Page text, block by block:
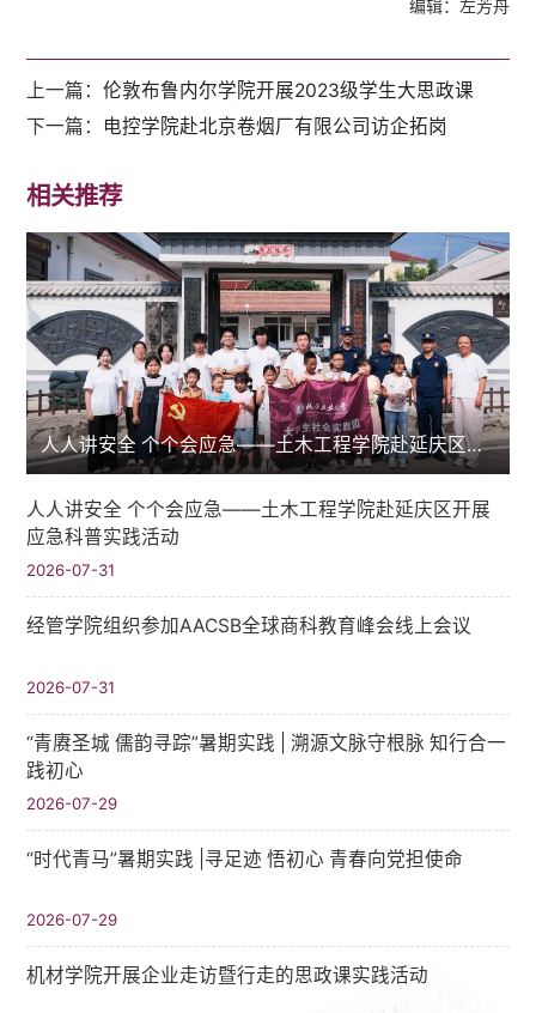
编辑：左芳舟
上一篇：伦敦布鲁内尔学院开展2023级学生大思政课
下一篇： 电控学院赴北京卷烟厂有限公司访企拓岗
相关推荐
人人讲安全 个个会应急——土木工程学院赴延庆区开展应急科普实践活动
人人讲安全 个个会应急——土木工程学院赴延庆区开展
应急科普实践活动
2026-07-31
经管学院组织参加AACSB全球商科教育峰会线上会议
2026-07-31
“青赓圣城 儒韵寻踪”暑期实践​ | 溯源文脉守根脉 知行合一
践初心
2026-07-29
“时代青马”暑期实践 |寻足迹 悟初心 青春向党担使命
2026-07-29
机材学院开展企业走访暨行走的思政课实践活动